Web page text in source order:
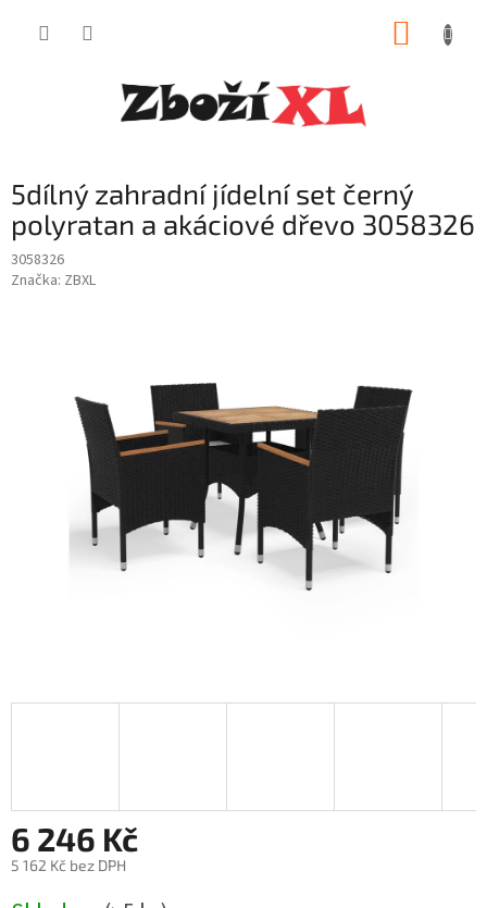
5dílný zahradní jídelní set černý
polyratan a akáciové dřevo 3058326
3058326
Značka: ZBXL
6 246 Kč
5 162 Kč bez DPH